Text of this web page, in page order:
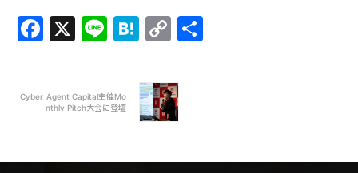
F
e
o
X
Li H
e
n
a
C
p
y
Li
n
Cyber Agent Capital主催Mo
nthly Pitch大会に登壇